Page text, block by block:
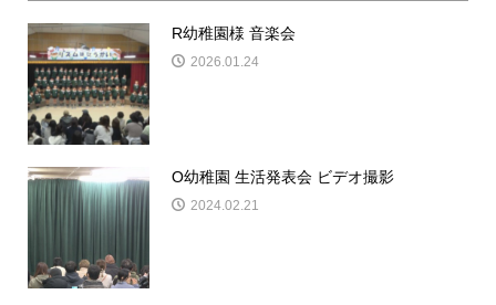
R幼稚園様 音楽会
2026.01.24
O幼稚園 生活発表会 ビデオ撮影
2024.02.21